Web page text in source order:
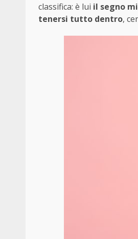
classifica: è lui il segno
tenersi tutto dentro,